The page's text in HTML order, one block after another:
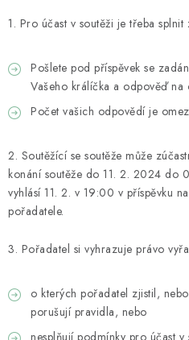
1. Pro účast v soutěži je třeba splnit
Pošlete pod příspěvek se
Vašeho králíčka a odpověď na
Počet vašich odpovědí je
2. Soutěžící se soutěže může
konání soutěže do 11. 2. 2024 do
vyhlásí 11. 2. v 19:00 v příspěvku
pořadatele.
3. Pořadatel si vyhrazuje právo
o kterých pořadatel zjistil,
porušují pravidla, nebo